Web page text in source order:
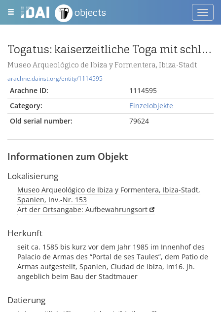
objects
Togatus: kaiserzeitliche Toga mit schlaufenförmigem Umbo
Museo Arqueológico de Ibiza y Formentera, Ibiza-Stadt
arachne.dainst.org/entity/1114595
Arachne ID:
1114595
Category:
Einzelobjekte
Old serial number:
79624
Informationen zum Objekt
Lokalisierung
Museo Arqueológico de Ibiza y Formentera, Ibiza-Stadt,
Spanien, Inv.-Nr. 153
Art der Ortsangabe: Aufbewahrungsort
Herkunft
seit ca. 1585 bis kurz vor dem Jahr 1985 im Innenhof des
Palacio de Armas des “Portal de ses Taules”, dem Patio de
Armas aufgestellt, Spanien, Ciudad de Ibiza, im16. Jh.
angeblich beim Bau der Stadtmauer
Datierung